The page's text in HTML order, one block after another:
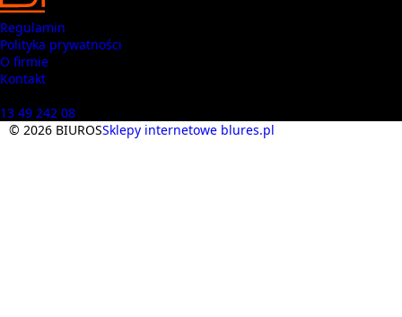
Regulamin
Polityka prywatności
O firmie
Kontakt
13 49 242 08
© 2026 BIUROSSklepy internetowe blures.pl